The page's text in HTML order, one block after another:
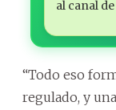
al canal
“Todo eso
regulado, y